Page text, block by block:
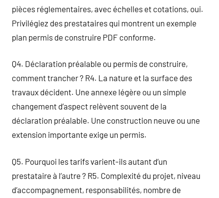
pièces réglementaires, avec échelles et cotations, oui.
Privilégiez des prestataires qui montrent un exemple
plan permis de construire PDF conforme.
Q4. Déclaration préalable ou permis de construire,
comment trancher ? R4. La nature et la surface des
travaux décident. Une annexe légère ou un simple
changement d’aspect relèvent souvent de la
déclaration préalable. Une construction neuve ou une
extension importante exige un permis.
Q5. Pourquoi les tarifs varient-ils autant d’un
prestataire à l’autre ? R5. Complexité du projet, niveau
d’accompagnement, responsabilités, nombre de